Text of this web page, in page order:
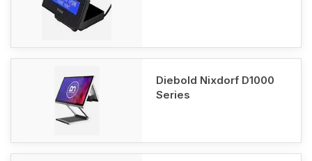
Diebold Nixdorf D1000
Series